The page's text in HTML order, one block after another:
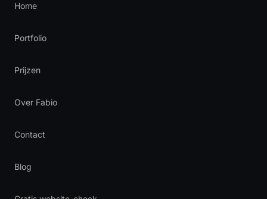
Home
Portfolio
Prijzen
Over Fabio
Contact
Blog